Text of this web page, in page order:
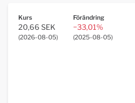
Kurs
20,66 SEK
(2026-08-05)
Förändring
−33,01%
(2025-08-05)